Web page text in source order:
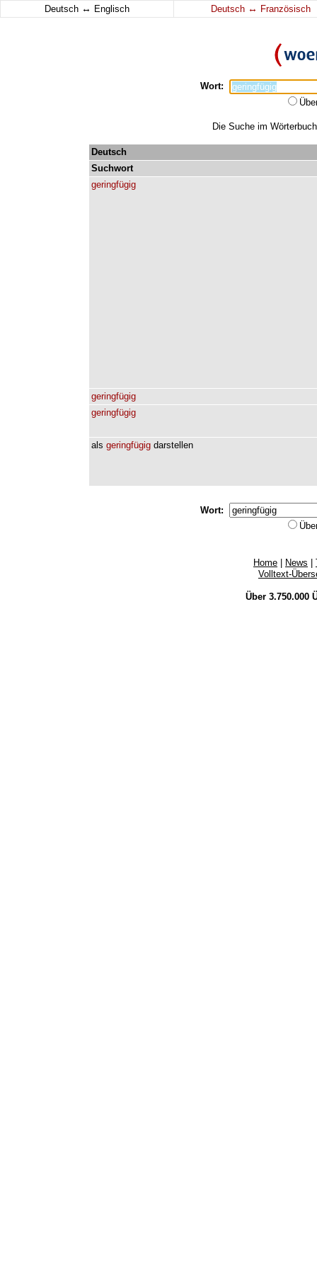
Deutsch ↔ Englisch Deutsch ↔ Französisch
Wort:
Die Suche im
Deutsch
Suchwort
geringfügig
geringfügig
geringfügig
als geringfügig darstellen
Wort:
Home News
Volltext-
Über 3.750.000